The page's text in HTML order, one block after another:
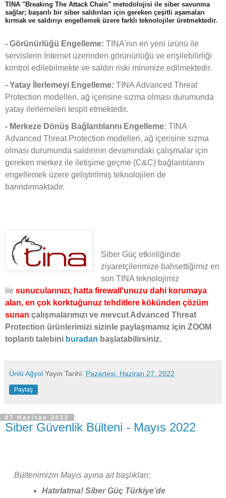
TINA "Breaking The Attack Chain" metodolojisi ile siber savunma
sağlar; başarılı bir siber saldırıları için gereken çeşitli aşamaları
kırmak ve saldırıyı engellemek üzere farklı teknolojiler üretmektedir.
- Görünürlüğü Engelleme: TINA'nın en yeni ürünü ile
servislerin İnternet üzerinden görünürlüğü ve erişilebilirliği
kontrol edilebilmekte ve saldırı riski minimize edilmektedir.
- Yatay İlerlemeyi Engelleme: TINA Advanced Threat
Protection modelleri, ağ içerisine sızma olması durumunda
yatay ilerlemeleri tespit etmektedir.
- Merkeze Dönüş Bağlantılarını Engelleme: TINA
Advanced Threat Protection modelleri, ağ içerisine sızma
olması durumunda saldırının devamındaki çalışmalar için
gereken merkez ile iletişime geçme (C&C) bağlantılarını
engellemek üzere geliştirilmiş teknolojileri de
barındırmaktadır.
Siber Güç etkinliğinde
ziyaretçilerimize bahsettiğimiz en
son TINA teknolojimiz
ile sunucularınızı, hatta firewall'unuzu dahi korumaya
alan, en çok korktuğunuz tehditlere kökünden çözüm
sunan çalışmalarımızı ve mevcut Advanced Threat
Protection ürünlerimizi sizinle paylaşmamız için ZOOM
toplantı talebini buradan başlatabilirsiniz.
Ünlü Ağyol Yayın Tarihi: Pazartesi, Haziran 27, 2022
Paylaş
07 Haziran 2022
Siber Güvenlik Bülteni - Mayıs 2022
Bültenimizin Mayıs ayına ait başlıkları;
Hatırlatma! Siber Güç Türkiye'de